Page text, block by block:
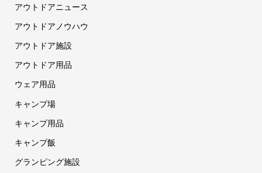
アウトドアニュース
アウトドアノウハウ
アウトドア施設
アウトドア用品
ウェア用品
キャンプ場
キャンプ用品
キャンプ飯
グランピング施設